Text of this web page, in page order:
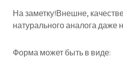
На заметку!Внешне,
натурального аналога
Форма может быть в виде: